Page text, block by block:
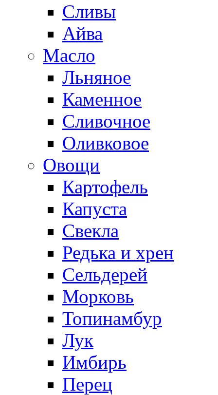
Сливы
Айва
Масло
Льняное
Каменное
Сливочное
Оливковое
Овощи
Картофель
Капуста
Свекла
Редька и хрен
Сельдерей
Морковь
Топинамбур
Лук
Имбирь
Перец